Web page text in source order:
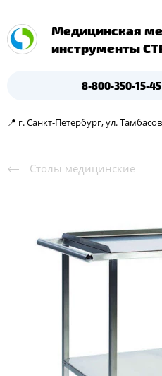
Медицинская
инструменты
8-800-350-15-45
📍 г. Санкт-Петербург, ул.
Столы медицинские